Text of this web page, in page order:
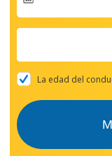
forward
with
the
and
La edad del